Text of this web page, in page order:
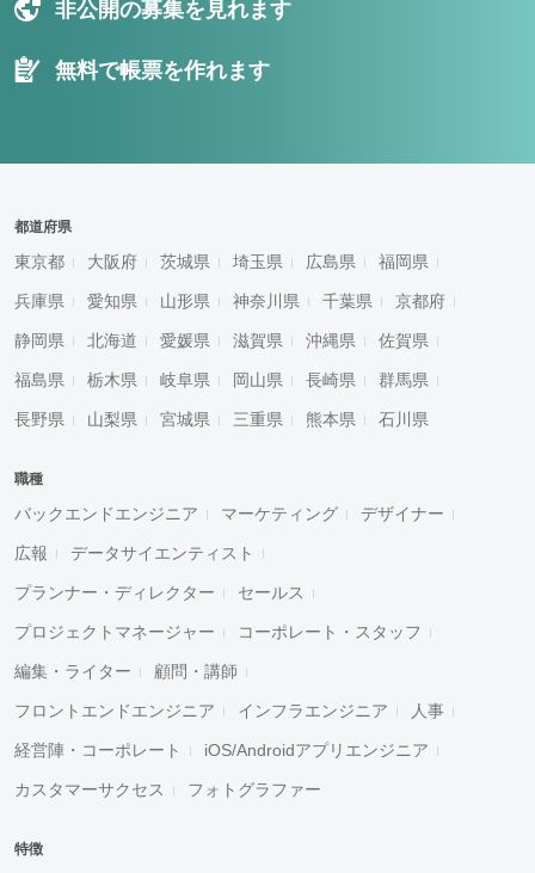
非公開の募集を見れます
無料で帳票を作れます
都道府県
東京都 大阪府 茨城県 埼玉県 広島県 福岡県
兵庫県 愛知県 山形県 神奈川県 千葉県 京都府
静岡県 北海道 愛媛県 滋賀県 沖縄県 佐賀県
福島県 栃木県 岐阜県 岡山県 長崎県 群馬県
長野県 山梨県 宮城県 三重県 熊本県 石川県
職種
バックエンドエンジニア マーケティング デザイナー
広報 データサイエンティスト
プランナー・ディレクター セールス
プロジェクトマネージャー コーポレート・スタッフ
編集・ライター 顧問・講師
フロントエンドエンジニア インフラエンジニア 人事
経営陣・コーポレート iOS/Androidアプリエンジニア
カスタマーサクセス フォトグラファー
特徴